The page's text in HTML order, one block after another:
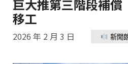
巨大推第三階段補
移工
2026 年 2 月 3 日 新聞